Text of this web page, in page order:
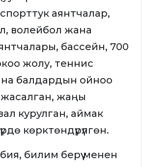
аянтчалар,
волейбол жана
бассейн, 700
жолу, теннис
балдардын ойноо
жаңы
курулган, аймак
көрктөндүрүлгөн.
билим берүү менен